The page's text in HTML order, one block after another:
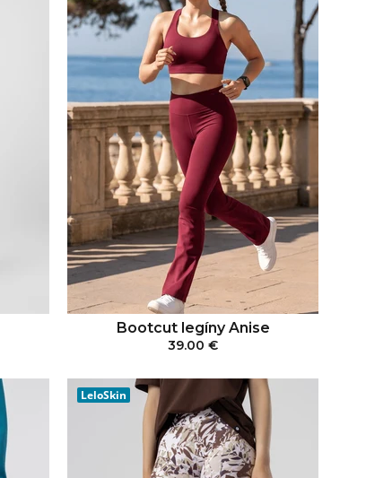
Bootcut legíny Anise
39.00 €
PRIDAŤ DO KOŠÍKA
LeloSkin